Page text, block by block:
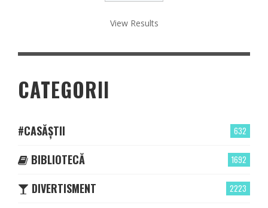
View Results
CATEGORII
632
#CASĂȘTII
1692
BIBLIOTECĂ
2223
DIVERTISMENT